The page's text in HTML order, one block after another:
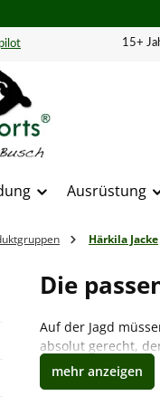
15+
Ausrüstung
Härkila Jacke
Die
Auf der Jagd
absolut gerecht,
auszeichnet.